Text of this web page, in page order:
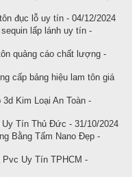
đục lỗ uy tín - 04/12/2024
lấp lánh uy tín -
quảng cáo chất lượng -
cấp bảng hiệu lam tôn giá
Kim Loại An Toàn -
Tín Thủ Đức - 31/10/2024
Bằng Tấm Nano Đẹp -
Pvc Uy Tín TPHCM -